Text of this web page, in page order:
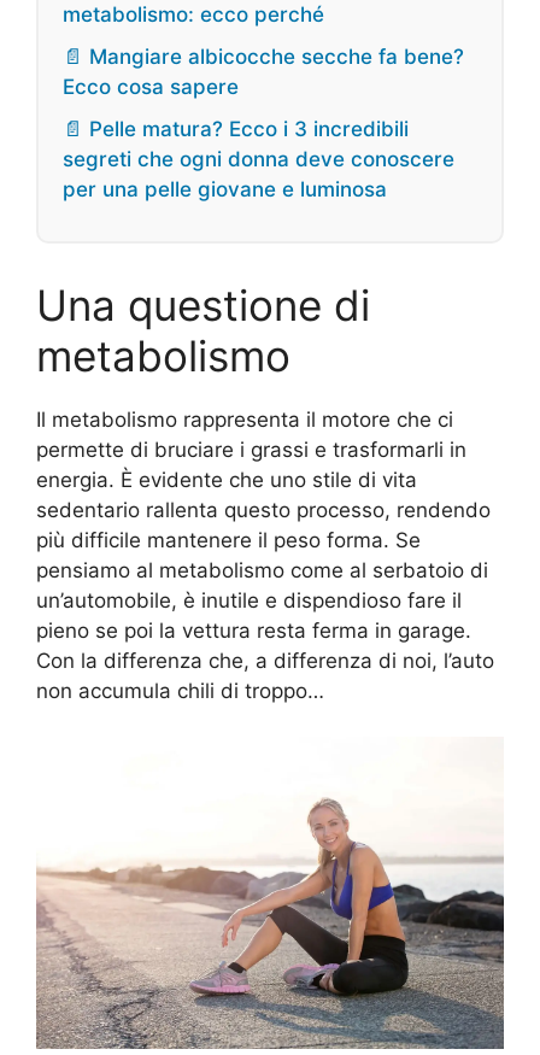
metabolismo: ecco perché
📄 Mangiare albicocche secche fa bene?
Ecco cosa sapere
📄 Pelle matura? Ecco i 3 incredibili
segreti che ogni donna deve conoscere
per una pelle giovane e luminosa
Una questione di
metabolismo
Il metabolismo rappresenta il motore che ci
permette di bruciare i grassi e trasformarli in
energia. È evidente che uno stile di vita
sedentario rallenta questo processo, rendendo
più difficile mantenere il peso forma. Se
pensiamo al metabolismo come al serbatoio di
un’automobile, è inutile e dispendioso fare il
pieno se poi la vettura resta ferma in garage.
Con la differenza che, a differenza di noi, l’auto
non accumula chili di troppo…